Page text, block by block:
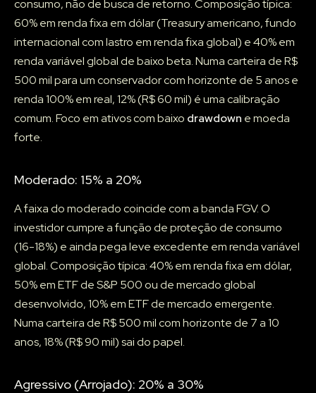
consumo, não de busca de retorno. Composição típica:
60% em renda fixa em dólar (Treasury americano, fundo
internacional com lastro em renda fixa global) e 40% em
renda variável global de baixo beta. Numa carteira de R$
500 mil para um conservador com horizonte de 5 anos e
renda 100% em real, 12% (R$ 60 mil) é uma calibração
comum. Foco em ativos com baixo drawdown e moeda
forte.
Moderado: 15% a 20%
A faixa do moderado coincide com a banda FGV. O
investidor cumpre a função de proteção de consumo
(16-18%) e ainda pega leve excedente em renda variável
global. Composição típica: 40% em renda fixa em dólar,
50% em ETF de S&P 500 ou de mercado global
desenvolvido, 10% em ETF de mercado emergente.
Numa carteira de R$ 500 mil com horizonte de 7 a 10
anos, 18% (R$ 90 mil) sai do papel.
Agressivo (Arrojado): 20% a 30%